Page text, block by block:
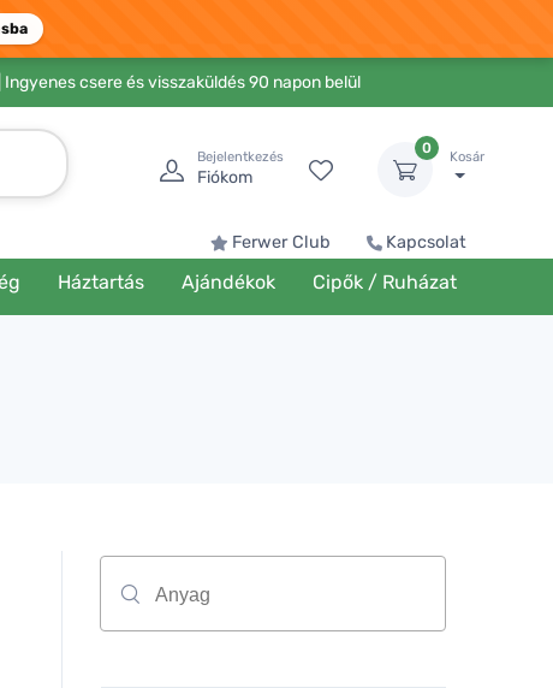
| Ingyenes csere és visszaküldés 90 napon belül
Bejelentkezés
Fiókom
0
Kosár
Ferwer Club Kapcsolat
Háztartás Ajándékok Cipők / Ruházat